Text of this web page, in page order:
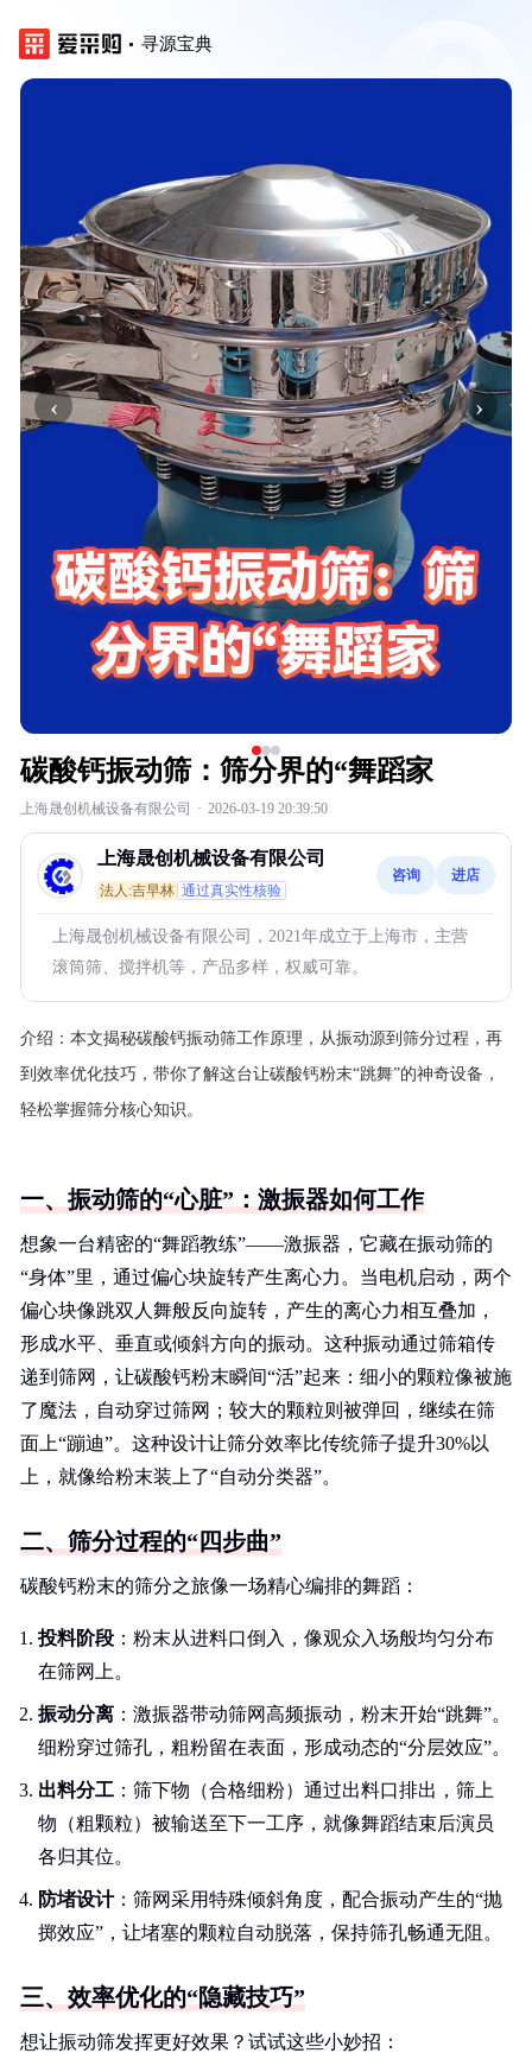
寻源宝典
‹ ›
碳酸钙振动筛：筛分界的“舞蹈家
上海晟创机械设备有限公司 · 2026-03-19 20:39:50
上海晟创机械设备有限公司
法人:吉早林 通过真实性核验
咨询 进店
上海晟创机械设备有限公司，2021年成立于上海市，主营
滚筒筛、搅拌机等，产品多样，权威可靠。
介绍： 本文揭秘碳酸钙振动筛工作原理，从振动源到筛分过程，再
到效率优化技巧，带你了解这台让碳酸钙粉末“跳舞”的神奇设备，
轻松掌握筛分核心知识。
一、振动筛的“心脏”：激振器如何工作
想象一台精密的“舞蹈教练”——激振器，它藏在振动筛的
“身体”里，通过偏心块旋转产生离心力。当电机启动，两个
偏心块像跳双人舞般反向旋转，产生的离心力相互叠加，
形成水平、垂直或倾斜方向的振动。这种振动通过筛箱传
递到筛网，让碳酸钙粉末瞬间“活”起来：细小的颗粒像被施
了魔法，自动穿过筛网；较大的颗粒则被弹回，继续在筛
面上“蹦迪”。这种设计让筛分效率比传统筛子提升30%以
上，就像给粉末装上了“自动分类器”。
二、筛分过程的“四步曲”
碳酸钙粉末的筛分之旅像一场精心编排的舞蹈：
投料阶段 ：粉末从进料口倒入，像观众入场般均匀分布
在筛网上。
振动分离 ：激振器带动筛网高频振动，粉末开始“跳舞”。
细粉穿过筛孔，粗粉留在表面，形成动态的“分层效应”。
出料分工 ：筛下物（合格细粉）通过出料口排出，筛上
物（粗颗粒）被输送至下一工序，就像舞蹈结束后演员
各归其位。
防堵设计：筛网采用特殊倾斜角度，配合振动产生的“抛
掷效应”，让堵塞的颗粒自动脱落，保持筛孔畅通无阻。
三、效率优化的“隐藏技巧”
想让振动筛发挥更好效果？试试这些小妙招：